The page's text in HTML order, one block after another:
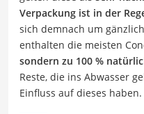
Verpackung ist in der
sich demnach um
enthalten die meisten
sondern zu 100 %
Reste, die ins Abwasser
Einfluss auf dieses haben.